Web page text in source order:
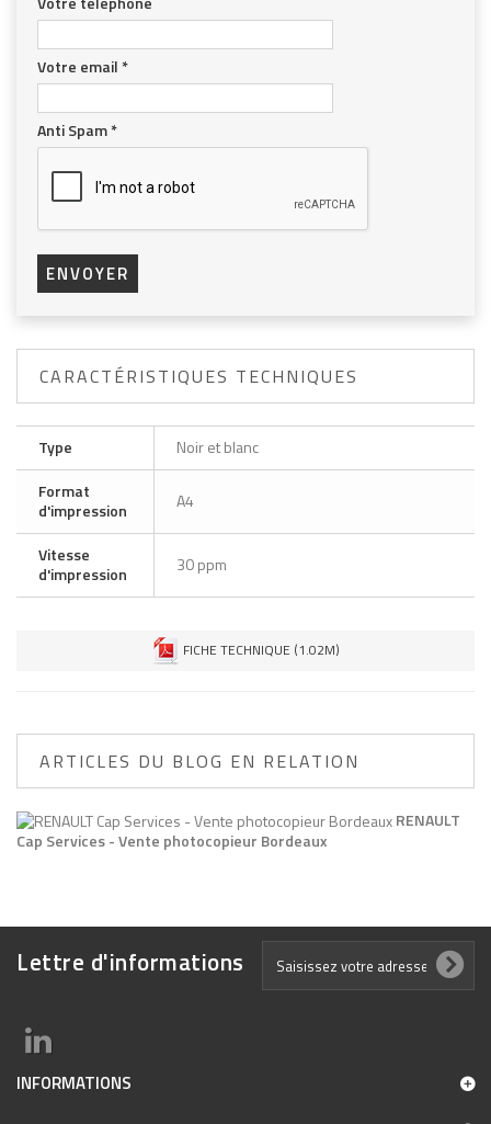
Votre email *
Anti Spam*
ENVOYER
CARACTÉRISTIQUES TECHNIQUES
Type
Noir et blanc
Format
d'impression
A4
Vitesse
d'impression
30 ppm
FICHE TECHNIQUE (1.02M)
ARTICLES DU BLOG EN RELATION
RENAULT
Cap Services - Vente photocopieur Bordeaux
Lettre d'informations
INFORMATIONS